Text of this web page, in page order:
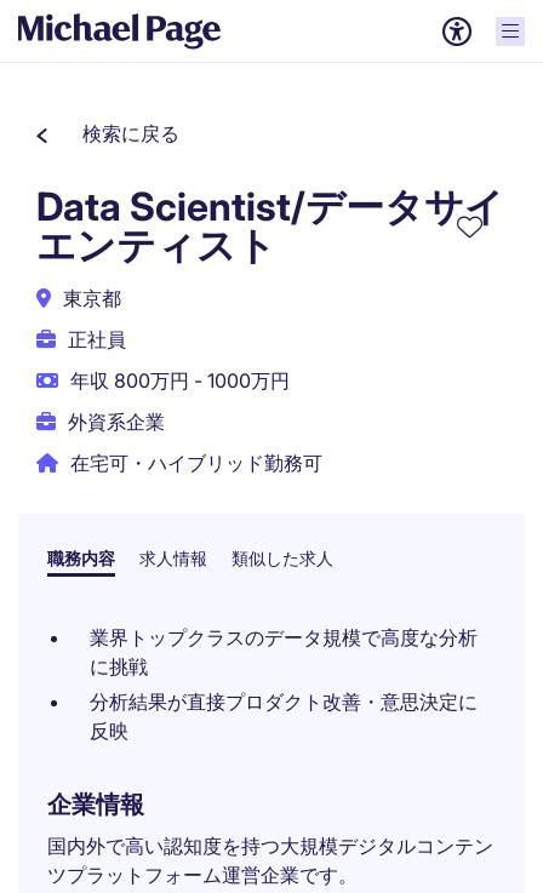
検索に戻る
Data Scientist/データサイ
エンティスト
東京都
正社員
年収 800万円 - 1000万円
外資系企業
在宅可・ハイブリッド勤務可
職務内容 求人情報 類似した求人
業界トップクラスのデータ規模で高度な分析
に挑戦
分析結果が直接プロダクト改善・意思決定に
反映
企業情報
国内外で高い認知度を持つ大規模デジタルコンテン
ツプラットフォーム運営企業です。